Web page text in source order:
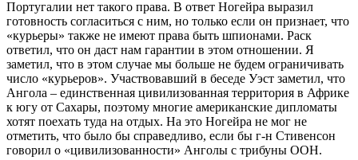
Португалии нет такого права. В ответ Ногейра выразил
готовность согласиться с ним, но только если он признает, что
«курьеры» также не имеют права быть шпионами. Раск
ответил, что он даст нам гарантии в этом отношении. Я
заметил, что в этом случае мы больше не будем ограничивать
число «курьеров». Участвовавший в беседе Уэст заметил, что
Ангола – единственная цивилизованная территория в Африке
к югу от Сахары, поэтому многие американские дипломаты
хотят поехать туда на отдых. На это Ногейра не мог не
отметить, что было бы справедливо, если бы г-н Стивенсон
говорил о «цивилизованности» Анголы с трибуны ООН.